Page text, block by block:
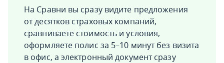
На Сравни вы сразу видите предложения
от десятков страховых компаний,
сравниваете стоимость и условия,
оформляете полис за 5–10 минут без визита
в офис, а электронный документ сразу